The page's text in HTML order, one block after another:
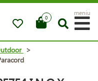
0
meniu
>